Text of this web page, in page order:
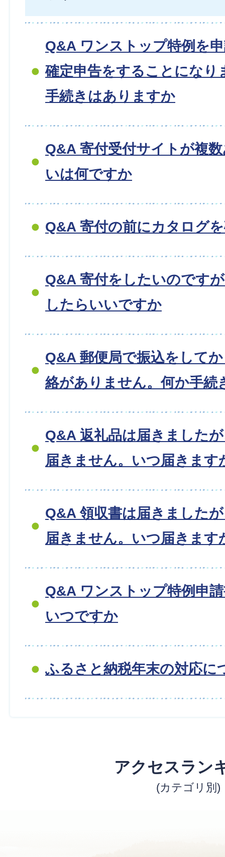
Q&A ワンストップ特例を
確定申告をすることになり
手続きはありますか
Q&A 寄付受付サイトが複
いは何ですか
Q&A 寄付の前にカタログ
Q&A 寄付をしたいのです
したらいいですか
Q&A 郵便局で振込をして
絡がありません。何か手続
Q&A 返礼品は届きました
届きません。いつ届きます
Q&A 領収書は届きました
届きません。いつ届きます
Q&A ワンストップ特例申
いつですか
ふるさと納税年末の対応に
アクセスラン
(カテゴリ別)